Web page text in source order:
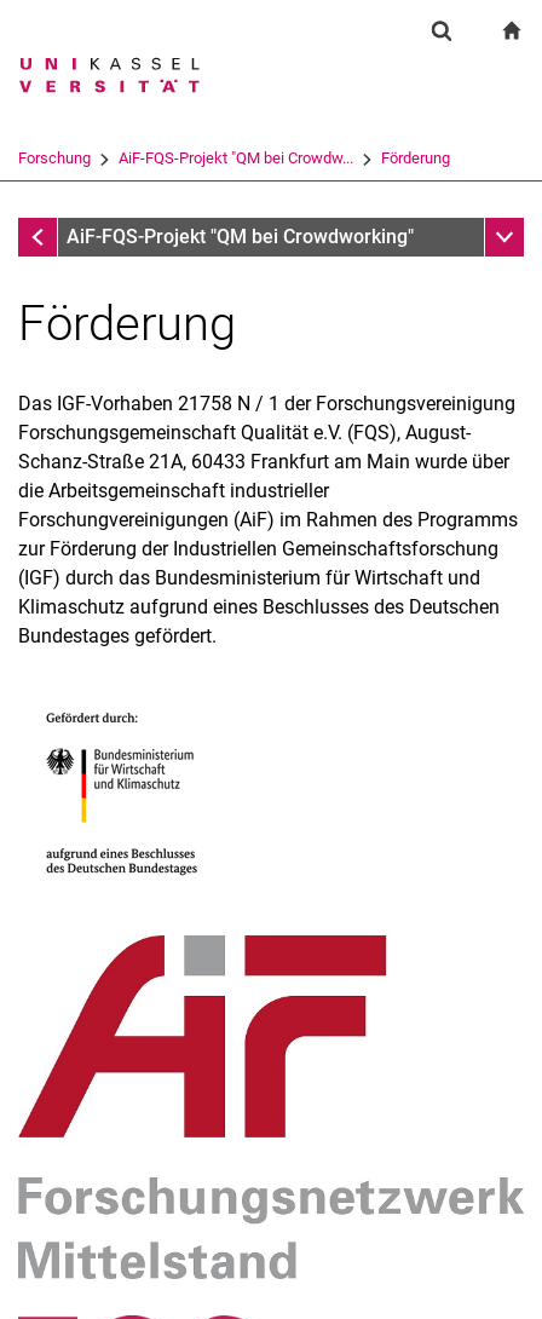
Springe direkt zu: Inhalt
Springe direkt zu: Suche
Springe direkt zu:
Suchbegriff
Suchen (öffnet externen Link in einem
Forschung AiF-FQS-Projekt "QM bei Crowdw... För­de­rung
Forschung
AiF-FQS-Projekt "QM bei Crowdworking"
För­de­rung
Das IGF-Vorhaben 21758 N / 1 der Forschungsvereinigung
Forschungsgemeinschaft Qualität e.V. (FQS), August-
Schanz-Straße 21A, 60433 Frankfurt am Main wurde über
die Arbeitsgemeinschaft industrieller
Forschungvereinigungen (AiF) im Rahmen des Programms
zur Förderung der Industriellen Gemeinschaftsforschung
(IGF) durch das Bundesministerium für Wirtschaft und
Klimaschutz aufgrund eines Beschlusses des Deutschen
Bundestages gefördert.